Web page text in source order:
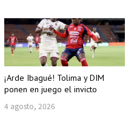
¡Arde Ibagué! Tolima y DIM
ponen en juego el invicto
4 agosto, 2026